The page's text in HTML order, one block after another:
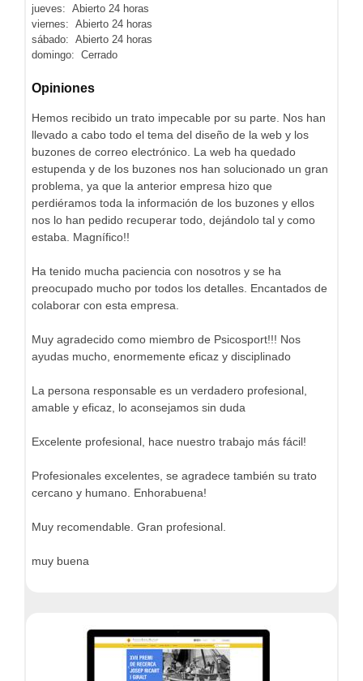
jueves: Abierto 24 horas
viernes: Abierto 24 horas
sábado: Abierto 24 horas
domingo: Cerrado
Opiniones
Hemos recibido un trato impecable por su parte. Nos han
llevado a cabo todo el tema del diseño de la web y los
buzones de correo electrónico. La web ha quedado
estupenda y de los buzones nos han solucionado un gran
problema, ya que la anterior empresa hizo que
perdiéramos toda la información de los buzones y ellos
nos lo han pedido recuperar todo, dejándolo tal y como
estaba. Magnífico!!
Ha tenido mucha paciencia con nosotros y se ha
preocupado mucho por todos los detalles. Encantados de
colaborar con esta empresa.
Muy agradecido como miembro de Psicosport!!! Nos
ayudas mucho, enormemente eficaz y disciplinado
La persona responsable es un verdadero profesional,
amable y eficaz, lo aconsejamos sin duda
Excelente profesional, hace nuestro trabajo más fácil!
Profesionales excelentes, se agradece también su trato
cercano y humano. Enhorabuena!
Muy recomendable. Gran profesional.
muy buena